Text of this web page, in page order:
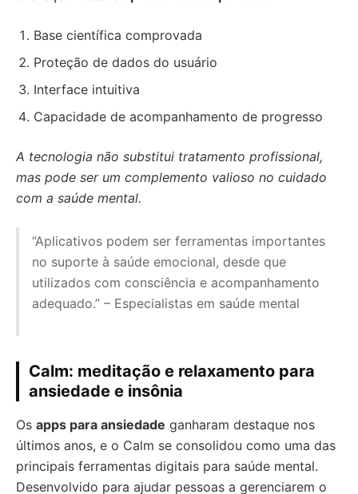
Base científica comprovada
Proteção de dados do usuário
Interface intuitiva
Capacidade de acompanhamento de progresso
A tecnologia não substitui tratamento profissional,
mas pode ser um complemento valioso no cuidado
com a saúde mental.
“Aplicativos podem ser ferramentas importantes
no suporte à saúde emocional, desde que
utilizados com consciência e acompanhamento
adequado.” – Especialistas em saúde mental
Calm: meditação e relaxamento para
ansiedade e insônia
Os apps para ansiedade ganharam destaque nos
últimos anos, e o Calm se consolidou como uma das
principais ferramentas digitais para saúde mental.
Desenvolvido para ajudar pessoas a gerenciarem o